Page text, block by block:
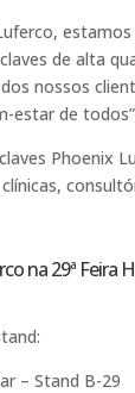
de alta
nossos
estar de
Phoenix
na 29ª Feira
– Stand B-29​